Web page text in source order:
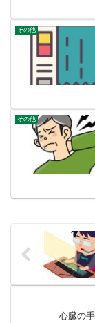
その他
その他
心臓の